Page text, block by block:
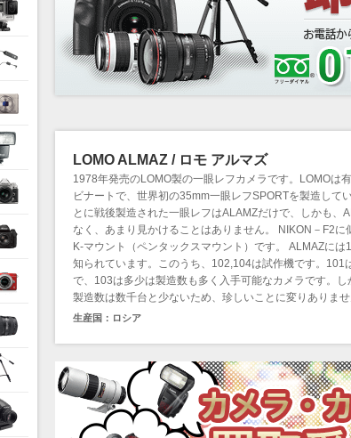
LOMO ALMAZ / ロモ アルマズ
1978年発売のLOMO製の一眼レフカメラです。LOMOは
ビナートで、世界初の35mm一眼レフSPORTを製造して
とに戦後製造された一眼レフはALAMZだけで、しかも、
なく、あまり見かけることはありません。 NIKON－F2に
K-マウント（ペンタックスマウント）です。 ALMAZに
知られています。このうち、102,104は試作機です。101
で、103は多少は製造数も多く入手可能なカメラです。し
製造数は数千台と少ないため、珍しいことに変りありませ
生産国：ロシア